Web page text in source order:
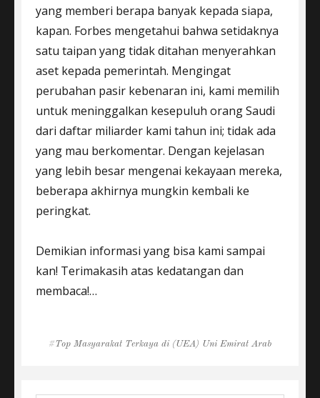
yang memberi berapa banyak kepada siapa,
kapan. Forbes mengetahui bahwa setidaknya
satu taipan yang tidak ditahan menyerahkan
aset kepada pemerintah. Mengingat
perubahan pasir kebenaran ini, kami memilih
untuk meninggalkan kesepuluh orang Saudi
dari daftar miliarder kami tahun ini; tidak ada
yang mau berkomentar. Dengan kejelasan
yang lebih besar mengenai kekayaan mereka,
beberapa akhirnya mungkin kembali ke
peringkat.
Demikian informasi yang bisa kami sampai
kan! Terimakasih atas kedatangan dan
membaca!…
Tags
Top Masyarakat Terkaya di (UEA) Uni Emirat Arab